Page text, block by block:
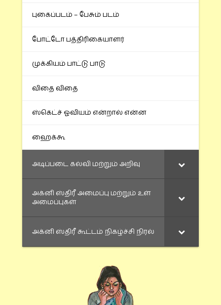
புகைப்படம் – பேசும் படம்
போட்டோ பத்திரிகையாளர்
முக்கியம் பாட்டு பாடு
விதை விதை
ஸ்கெட்ச் ஓவியம் என்றால் என்ன
ஹைக்கூ
அடிப்படை கல்வி மற்றும் அறிவு
அக்னி ஸ்திரீ அமைப்பு மற்றும் உள்
அமைப்புகள்
அக்னி ஸ்திரீ கூட்டம் நிகழ்ச்சி நிரல்